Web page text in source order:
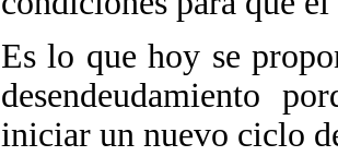
Es lo que hoy se
desendeudamiento
iniciar un nuevo ciclo